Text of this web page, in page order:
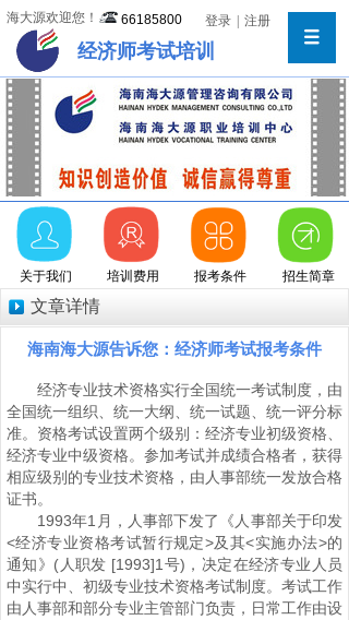
海大源欢迎您！ 66185800 登录 注册
经济师考试培训
关于我们 报考条件 招生简章
培训费用
文章详情
海南海大源告诉您：经济师考试报考条件
经济专业技术资格实行全国统一考试制度，由
全国统一组织、统一大纲、统一试题、统一评分标
准。资格考试设置两个级别：经济专业初级资格、
经济专业中级资格。参加考试并成绩合格者，获得
相应级别的专业技术资格，由人事部统一发放合格
证书。
1993年1月，人事部下发了《人事部关于印发
<经济专业资格考试暂行规定>及其<实施办法>的
通知》(人职发 [1993]1号)，决定在经济专业人员
中实行中、初级专业技术资格考试制度。考试工作
由人事部和部分专业主管部门负责，日常工作由设